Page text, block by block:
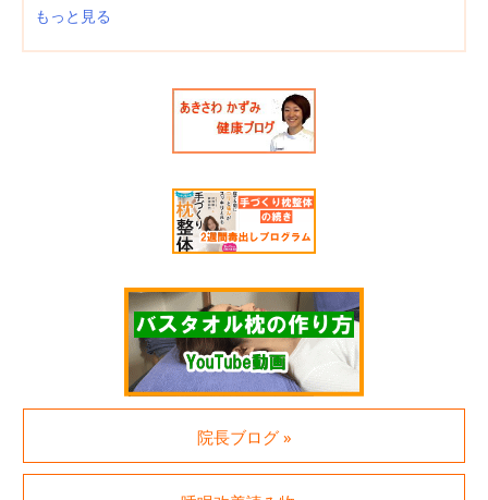
もっと見る
院長ブログ »